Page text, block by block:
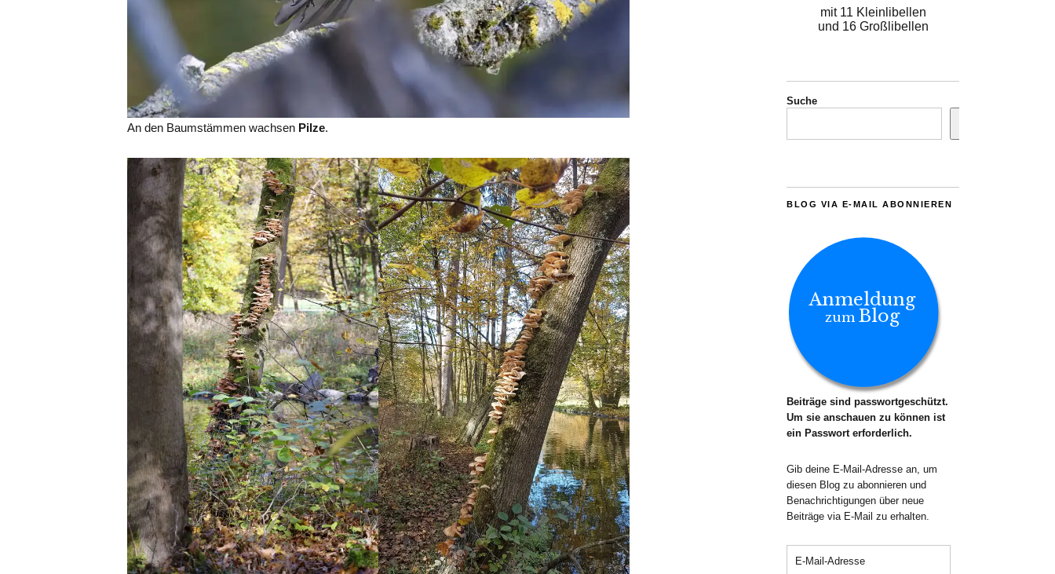
An den Baumstämmen wachsen Pilze.
mit 11 Kleinlibellen
und 16 Großlibellen
Suche
BLOG VIA E-MAIL ABONNIEREN
Anmeldung
zum Blog
Beiträge sind passwortgeschützt.
Um sie anschauen zu können ist
ein Passwort erforderlich.
Gib deine E-Mail-Adresse an, um
diesen Blog zu abonnieren und
Benachrichtigungen über neue
Beiträge via E-Mail zu erhalten.